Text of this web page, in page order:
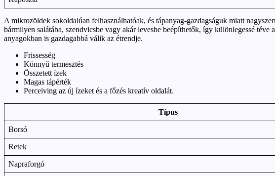
A mikrozöldek sokoldalúan felhasználhatóak, és tápanyag-gazdagságuk miatt
bármilyen salátába, szendvicsbe vagy akár levesbe beépíthetők, így különlegessé
anyagokban is gazdagabbá válik az étrendje.
Frissesség
Könnyű termesztés
Összetett ízek
Magas tápérték
Perceiving az új ízeket és a főzés kreatív oldalát.
Típus
Borsó
Retek
Napraforgó